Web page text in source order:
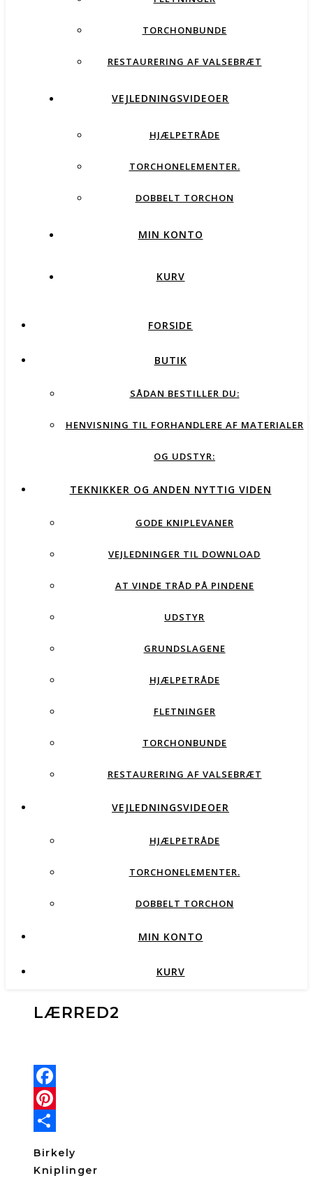
TORCHONBUNDE
RESTAURERING AF VALSEBRÆT
VEJLEDNINGSVIDEOER
HJÆLPETRÅDE
TORCHONELEMENTER.
DOBBELT TORCHON
MIN KONTO
KURV
FORSIDE
BUTIK
SÅDAN BESTILLER DU:
HENVISNING TIL FORHANDLERE AF MATERIALER
OG UDSTYR:
TEKNIKKER OG ANDEN NYTTIG VIDEN
GODE KNIPLEVANER
VEJLEDNINGER TIL DOWNLOAD
AT VINDE TRÅD PÅ PINDENE
UDSTYR
GRUNDSLAGENE
HJÆLPETRÅDE
FLETNINGER
TORCHONBUNDE
RESTAURERING AF VALSEBRÆT
VEJLEDNINGSVIDEOER
HJÆLPETRÅDE
TORCHONELEMENTER.
DOBBELT TORCHON
MIN KONTO
KURV
LÆRRED2
Facebook
Pinterest
Birkely
Kniplinger